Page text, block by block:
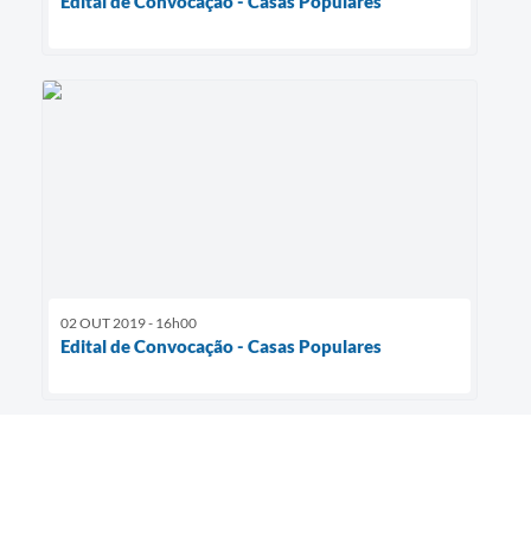
02 OUT 2019 - 16h00
Edital de Convocação - Casas Populares